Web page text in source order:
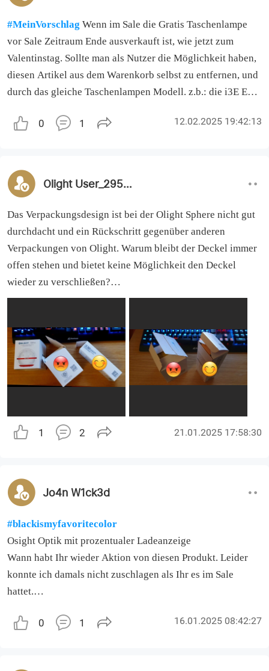
#MeinVorschlag
vor Sale Zeitraum Ende ausverkauft ist, wie jetzt zum
Valentinstag. Sollte man als Nutzer die Möglichkeit haben,
diesen Artikel aus dem Warenkorb selbst zu entfernen, und
durch das gleiche Taschenlampen Modell. z.b.: die i3E EOS
0 1 12.02.2025 19:42:13
Olight User_295682
Das Verpackungsdesign ist bei der Olight Sphere nicht gut
durchdacht und ein Rückschritt gegenüber anderen
Verpackungen von Olight. Warum bleibt der Deckel immer
offen stehen und bietet keine Möglichkeit den Deckel
wieder zu verschließen?
Deckel abreiße, um die Verpackung zu öffnen, lässt sich die
Verpackung nicht mehr vernünftig zuklappen. Der Deckel
bleibt immer halb offen stehen und das sieht nicht nur nicht
gut aus, sondern ist auch unpraktisch um die Verpackung
1 2 21.01.2025 17:58:30
Jo4n W1ck3d
#blackismyfavoritecolor
Osight Optik mit prozentualer Ladeanzeige
Wann habt Ihr wieder Aktion von diesen Produkt. Leider
konnte ich damals nicht zuschlagen als Ihr es im Sale
hattet.
0 1 16.01.2025 08:42:27